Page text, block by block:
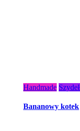
Handmade
Bananowy kotek